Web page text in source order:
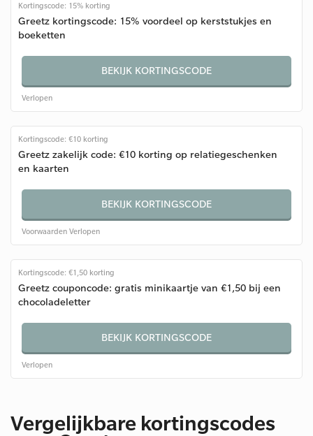
Kortingscode: 15% korting
Greetz kortingscode: 15% voordeel op kerststukjes en
boeketten
BEKIJK KORTINGSCODE
Verlopen
Kortingscode: €10 korting
Greetz zakelijk code: €10 korting op relatiegeschenken
en kaarten
BEKIJK KORTINGSCODE
Voorwaarden Verlopen
Kortingscode: €1,50 korting
Greetz couponcode: gratis minikaartje van €1,50 bij een
chocoladeletter
BEKIJK KORTINGSCODE
Verlopen
Vergelijkbare kortingscodes